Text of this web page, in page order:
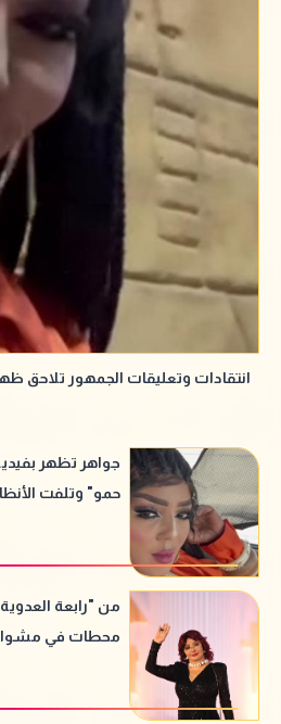
انتقادات وتعليقات الجمهور تلاحق
جواهر تظهر
حمو" وتلفت
من "رابعة
محطات في مشوار